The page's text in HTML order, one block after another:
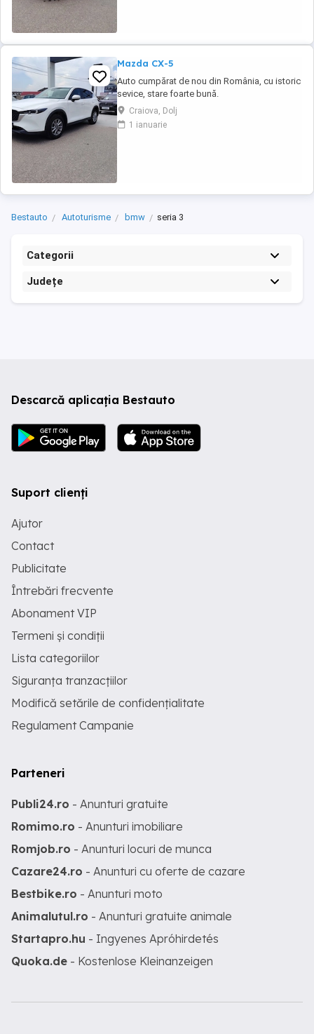
Mazda CX-5
Auto cumpărat de nou din România, cu istoric
sevice, stare foarte bună.
Craiova, Dolj
1 ianuarie
Bestauto Autoturisme bmw seria 3
Categorii
Județe
Descarcă aplicația Bestauto
Suport clienți
Ajutor
Contact
Publicitate
Întrebări frecvente
Abonament VIP
Termeni și condiții
Lista categoriilor
Siguranța tranzacțiilor
Modifică setările de confidențialitate
Regulament Campanie
Parteneri
Publi24.ro - Anunturi gratuite
Romimo.ro - Anunturi imobiliare
Romjob.ro - Anunturi locuri de munca
Cazare24.ro - Anunturi cu oferte de cazare
Bestbike.ro - Anunturi moto
Animalutul.ro - Anunturi gratuite animale
Startapro.hu - Ingyenes Apróhirdetés
Quoka.de - Kostenlose Kleinanzeigen